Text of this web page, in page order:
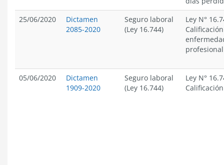
25/06/2020
Dictamen
2085-2020
Seguro laboral
(Ley 16.744)
Ley N°
Calificación
profesional
05/06/2020
Dictamen
1909-2020
Seguro laboral
(Ley 16.744)
Ley N°
Calificación